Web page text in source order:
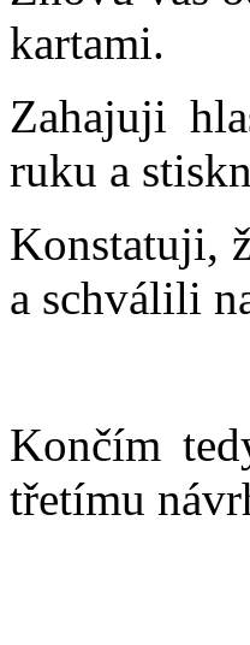
kartami.
Zahajuji
ruku a
Konstatuji,
a schválili
Končím
třetímu